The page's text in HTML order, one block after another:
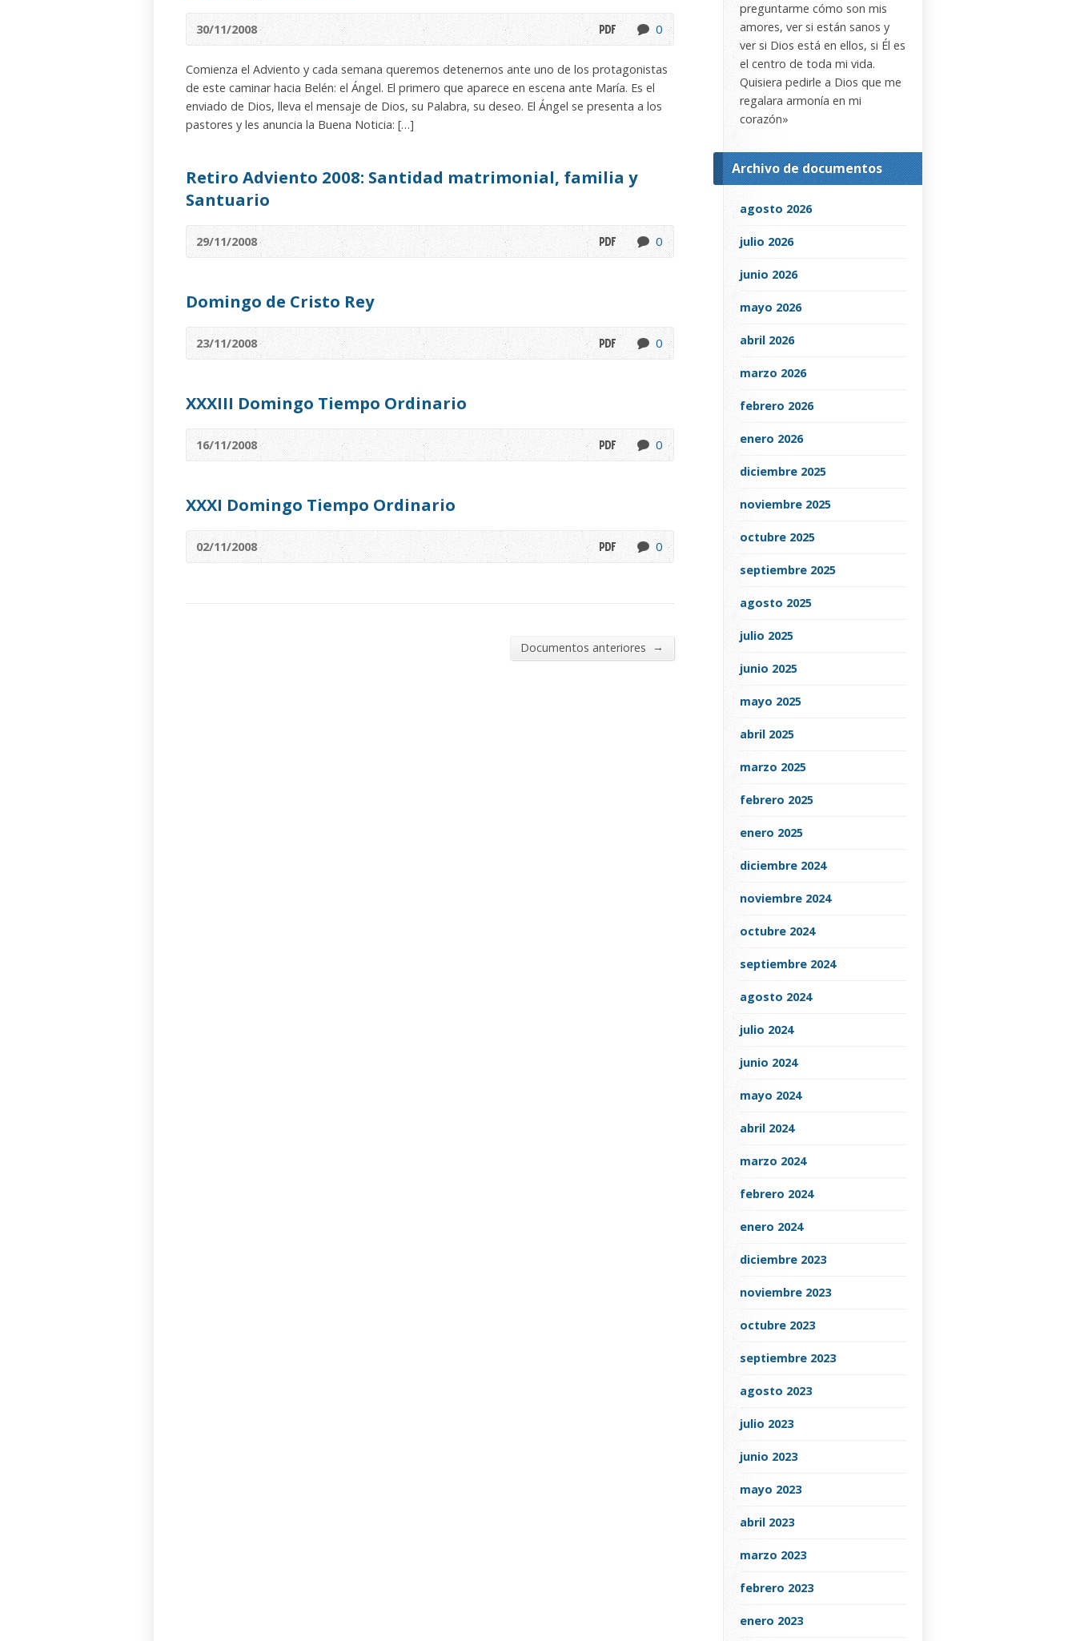
30/11/2008 0
Comienza el Adviento y cada semana queremos detenernos ante uno de los protagonistas
de este caminar hacia Belén: el Ángel. El primero que aparece en escena ante María. Es el
enviado de Dios, lleva el mensaje de Dios, su Palabra, su deseo. El Ángel se presenta a los
pastores y les anuncia la Buena Noticia: […]
Retiro Adviento 2008: Santidad matrimonial, familia y
Santuario
29/11/2008 0
Domingo de Cristo Rey
23/11/2008 0
XXXIII Domingo Tiempo Ordinario
16/11/2008 0
XXXI Domingo Tiempo Ordinario
02/11/2008 0
Documentos anteriores →
preguntarme cómo son mis
amores, ver si están sanos y
ver si Dios está en ellos, si Él es
el centro de toda mi vida.
Quisiera pedirle a Dios que me
regalara armonía en mi
corazón»
Archivo de documentos
agosto 2026
julio 2026
junio 2026
mayo 2026
abril 2026
marzo 2026
febrero 2026
enero 2026
diciembre 2025
noviembre 2025
octubre 2025
septiembre 2025
agosto 2025
julio 2025
junio 2025
mayo 2025
abril 2025
marzo 2025
febrero 2025
enero 2025
diciembre 2024
noviembre 2024
octubre 2024
septiembre 2024
agosto 2024
julio 2024
junio 2024
mayo 2024
abril 2024
marzo 2024
febrero 2024
enero 2024
diciembre 2023
noviembre 2023
octubre 2023
septiembre 2023
agosto 2023
julio 2023
junio 2023
mayo 2023
abril 2023
marzo 2023
febrero 2023
enero 2023